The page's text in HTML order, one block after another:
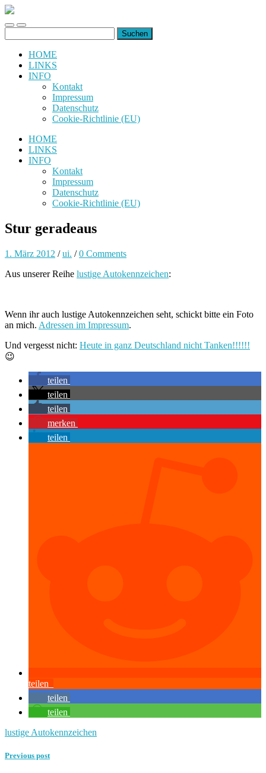
uiuiuiuiuiuiui.de
Toggle
mobile
Toggle
search
nach:
HOME
LINKS
INFO
Kontakt
Impressum
Datenschutz
Cookie-Richtlinie (EU)
HOME
LINKS
INFO
Kontakt
Impressum
Datenschutz
Cookie-Richtlinie (EU)
Stur geradeaus
1. März 2012 /ui. /0 Comments
Aus unserer Reihe lustige Autokennzeichen:
Wenn ihr auch lustige Autokennzeichen seht, schickt bitte ein Foto
an mich. Adressen im Impressum.
Und vergesst nicht: Heute in ganz Deutschland nicht Tanken!!!!!!
😉
teilen
teilen
teilen
merken
teilen
teilen
teilen
teilen
lustige Autokennzeichen
Previous post